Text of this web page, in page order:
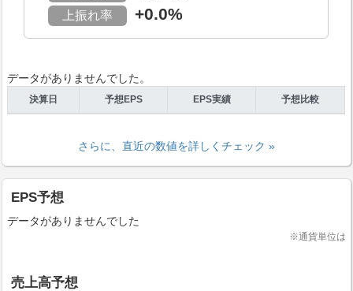
上振れ率 +0.0%
データがありませんでした。
決算日 予想EPS EPS実績 予想比較
さらに、直近の数値を詳しくチェック »
EPS予想
データがありませんでした
※通貨単位は
売上高予想